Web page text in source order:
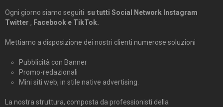
Ogni giorno siamo seguiti su tutti Social Network Instagram
Twitter , Facebook e TikTok.
Mettiamo a disposizione dei nostri clienti numerose soluzioni
Pubblicità con Banner
Promo-redazionali
Mini siti web, in stile native advertising.
La nostra struttura, composta da professionisti della